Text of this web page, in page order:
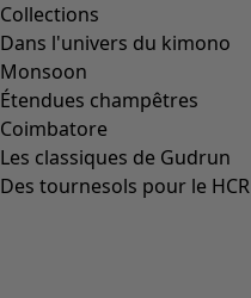
Collections
Dans l'univers du kimono
Monsoon
Étendues champêtres
Coimbatore
Les classiques de Gudrun
Des tournesols pour le HCR